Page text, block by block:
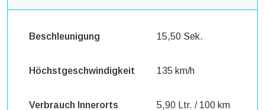
Beschleunigung 15,50 Sek.
Höchstgeschwindigkeit 135 km/h
Verbrauch Innerorts 5,90 Ltr. / 100 km